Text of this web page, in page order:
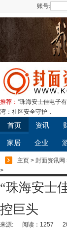
账号:
推荐： “珠海安士佳电子
湾：社区安全守护，
首页 资讯
家居 企业
主页 > 封面资讯网
>
“珠海安士
控巨头
来源: 阅读：1257